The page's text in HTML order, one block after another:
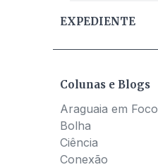
EXPEDIENTE
Colunas e Blogs
Araguaia em Foco
Bolha
Ciência
Conexão